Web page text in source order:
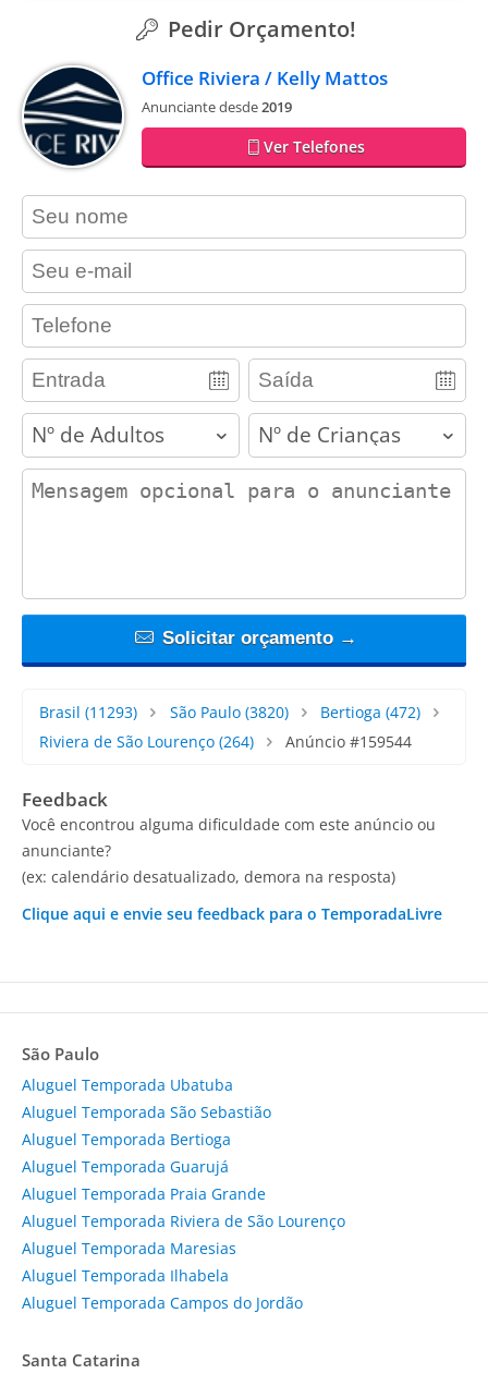
Pedir Orçamento!
Office Riviera / Kelly Mattos
Anunciante desde2019
Ver Telefones
contact_name
contact_email
contact_phone
adults children
contact_message
Solicitar orçamento →
Brasil (11293) São Paulo(3820) Bertioga (472)
Riviera de São Lourenço (264) Anúncio #159544
Feedback
Você encontrou alguma dificuldade com este anúncio ou
anunciante?
(ex: calendário desatualizado, demora na resposta)
Clique aqui e envie seu feedback para o TemporadaLivre
São Paulo
Aluguel Temporada Ubatuba
Aluguel Temporada São Sebastião
Aluguel Temporada Bertioga
Aluguel Temporada Guarujá
Aluguel Temporada Praia Grande
Aluguel Temporada Riviera de São Lourenço
Aluguel Temporada Maresias
Aluguel Temporada Ilhabela
Aluguel Temporada Campos do Jordão
Santa Catarina